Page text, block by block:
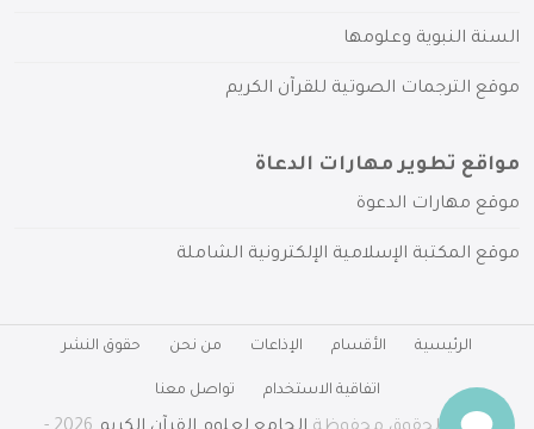
السنة النبوية وعلومها
موقع الترجمات الصوتية للقرآن الكريم
مواقع تطوير مهارات الدعاة
موقع مهارات الدعوة
موقع المكتبة الإسلامية الإلكترونية الشاملة
الرئيسية الأقسام الإذاعات من نحن حقوق النشر
اتفاقية الاستخدام تواصل معنا